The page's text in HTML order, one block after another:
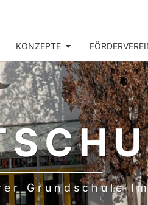
KONZEPTE
Grundschule